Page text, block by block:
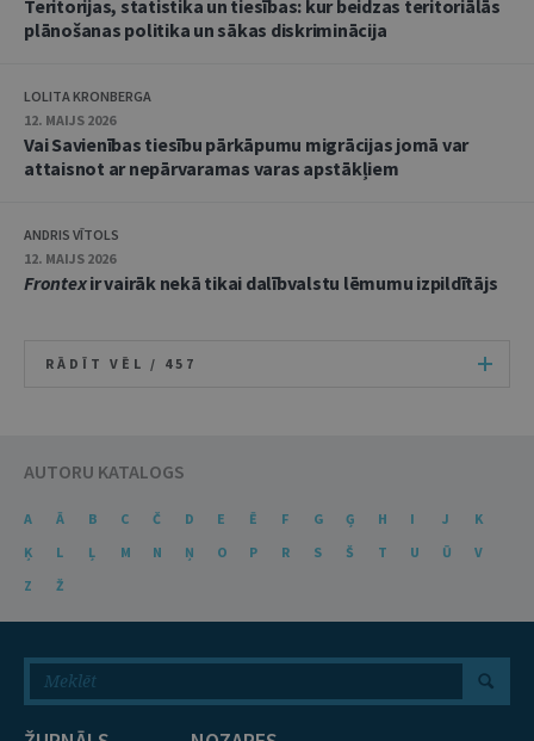
Teritorijas, statistika un tiesības: kur beidzas teritoriālās
plānošanas politika un sākas diskriminācija
LOLITA KRONBERGA
12. MAIJS 2026
Vai Savienības tiesību pārkāpumu migrācijas jomā var
attaisnot ar nepārvaramas varas apstākļiem
ANDRIS VĪTOLS
12. MAIJS 2026
Frontexir vairāk nekā tikai dalībvalstu lēmumu izpildītājs
RĀDĪT VĒL / 457
AUTORU KATALOGS
A Ā B C Č D E Ē F G Ģ H I J
K
Ķ
L Ļ M N Ņ O P R S Š T U Ū
V
Z
Ž